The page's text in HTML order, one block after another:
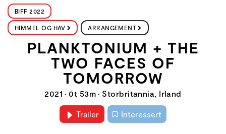
BIFF 2022
HIMMEL OG HAV ARRANGEMENT
PLANKTONIUM + THE
TWO FACES OF
TOMORROW
2021 • 0t 53m • Storbritannia, Irland
Trailer Interessert